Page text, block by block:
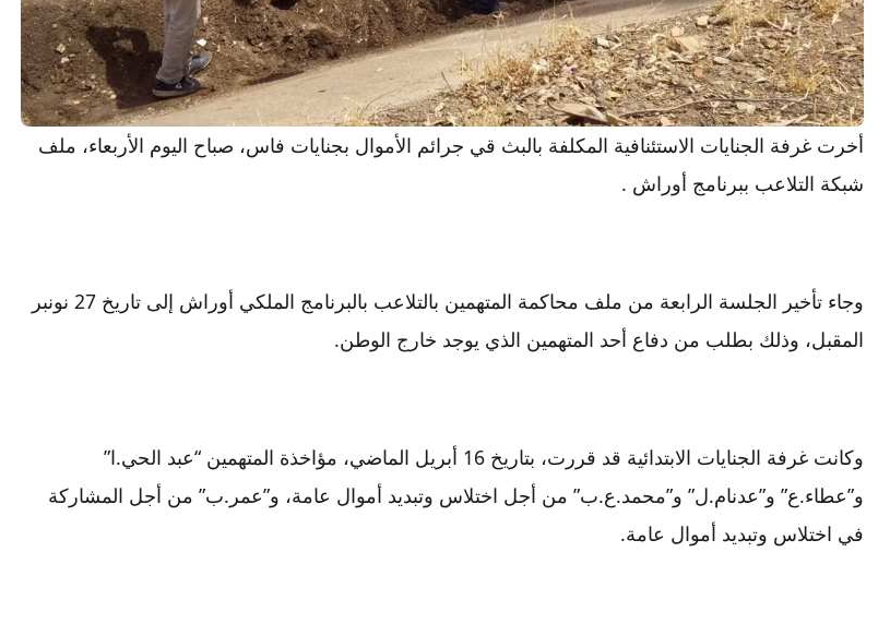
أخرت غرفة الجنايات الاستئنافية المكلفة بالبث قي جرائم الأموال بجنايات فاس، صباح اليوم الأربعاء، ملف
شبكة التلاعب ببرنامج أوراش .
وجاء تأخير الجلسة الرابعة من ملف محاكمة المتهمين بالتلاعب بالبرنامج الملكي أوراش إلى تاريخ 27 نونبر
المقبل، وذلك بطلب من دفاع أحد المتهمين الذي يوجد خارج الوطن.
وكانت غرفة الجنايات الابتدائية قد قررت، بتاريخ 16 أبريل الماضي، مؤاخذة المتهمين “عبد الحي.ا”
و”عطاء.ع” و”عدنام.ل” و”محمد.ع.ب” من أجل اختلاس وتبديد أموال عامة، و”عمر.ب” من أجل المشاركة
في اختلاس وتبديد أموال عامة.